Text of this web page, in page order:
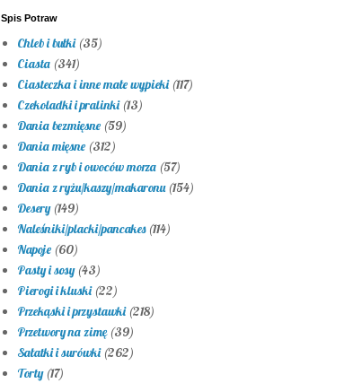
Spis Potraw
Chleb i bułki (35)
Ciasta (341)
Ciasteczka i inne małe wypieki (117)
Czekoladki i pralinki (13)
Dania bezmięsne (59)
Dania mięsne (312)
Dania z ryb i owoców morza (57)
Dania z ryżu/kaszy/makaronu (154)
Desery (149)
Naleśniki/placki/pancakes (114)
Napoje (60)
Pasty i sosy (43)
Pierogi i kluski (22)
Przekąski i przystawki (218)
Przetwory na zimę (39)
Sałatki i surówki (262)
Torty (17)